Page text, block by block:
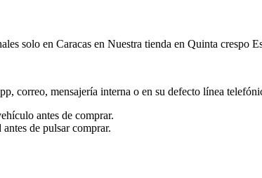
solo en Caracas en Nuestra tienda en Quinta
correo, mensajería interna o en su defecto línea
antes de comprar.
de pulsar comprar.